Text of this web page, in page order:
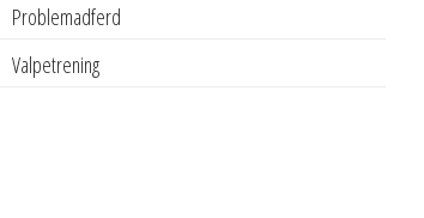
Problemadferd
Valpetrening